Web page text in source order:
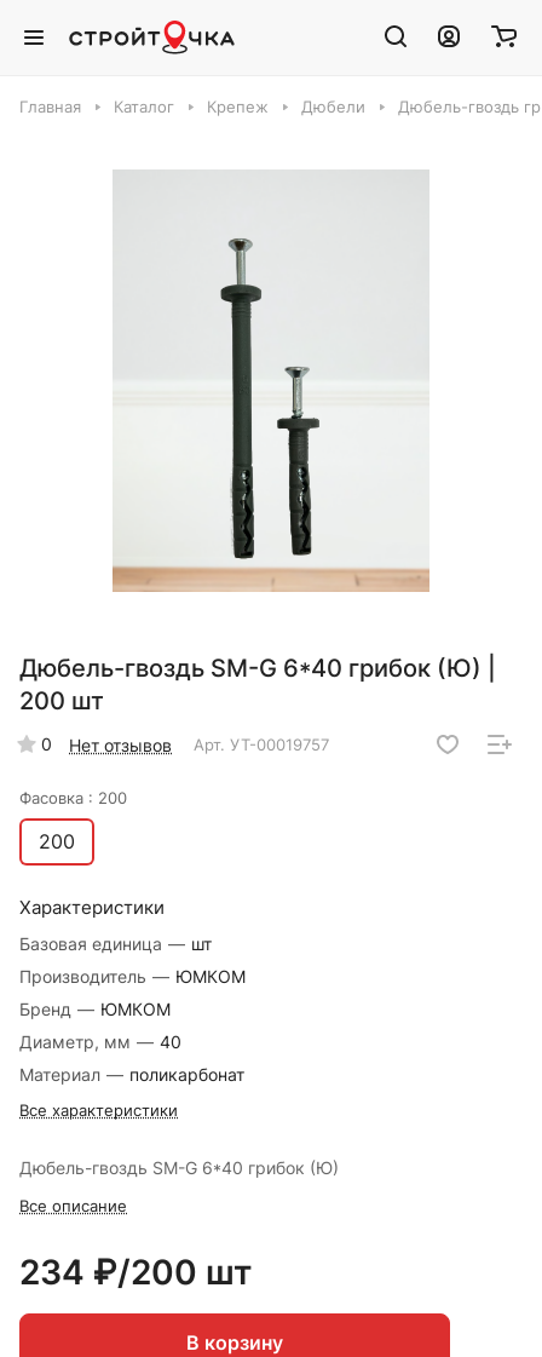
Главная Каталог Крепеж Дюбели Дюбель-гвоздь
Дюбель-гвоздь SM-G 6*40 грибок (Ю) |
200 шт
0 Нет отзывов Арт. УТ-00019757
Фасовка : 200
200
Характеристики
Базовая единица — шт
Производитель — ЮМКОМ
Бренд — ЮМКОМ
Диаметр, мм — 40
Материал — поликарбонат
Все характеристики
Дюбель-гвоздь SM-G 6*40 грибок (Ю)
Все описание
234 ₽/200 шт
В корзину